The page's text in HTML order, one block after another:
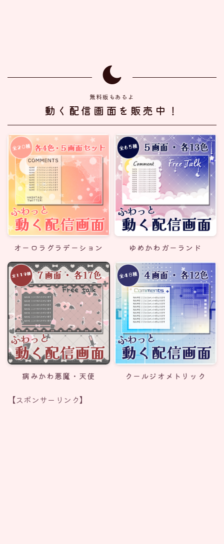
無料版もあるよ
動く配信画面を販売中！
オーロラグラデーション ゆめかわガーランド
病みかわ悪魔・天使 クールジオメトリック
【スポンサーリンク】